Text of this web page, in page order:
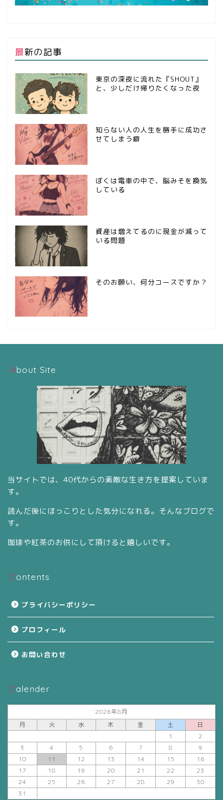
最新の記事
東京の深夜に流れた『SHOUT』
と、少しだけ帰りたくなった夜
知らない人の人生を勝手に成功さ
せてしまう癖
ぼくは電車の中で、脳みそを換気
している
資産は増えてるのに現金が減って
いる問題
そのお願い、何分コースですか？
About Site
当サイトでは、40代からの素敵な生き方を提案していま
す。
読んだ後にほっこりとした気分になれる。そんなブログで
す。
珈琲や紅茶のお供にして頂けると嬉しいです。
Contents
プライバシーポリシー
プロフィール
お問い合わせ
Calender
2026年8月
月
火 水 木 金 土
日
1
2
3
4 5 6 7 8
9
10
11 12 13 14 15
16
17
18 19 20 21 22
23
24
25 26 27 28 29
30
31